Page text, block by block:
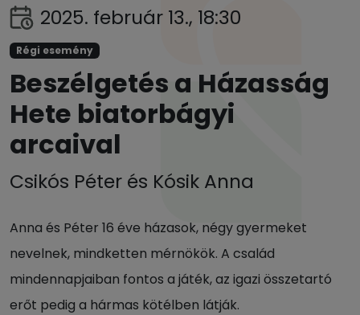
2025. február 13., 18:30
Régi esemény
Beszélgetés a Házasság
Hete biatorbágyi
arcaival
Csikós Péter és Kósik Anna
Anna és Péter 16 éve házasok, négy gyermeket
nevelnek, mindketten mérnökök. A család
mindennapjaiban fontos a játék, az igazi összetartó
erőt pedig a hármas kötélben látják.